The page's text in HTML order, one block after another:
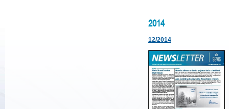
2014
12/2014